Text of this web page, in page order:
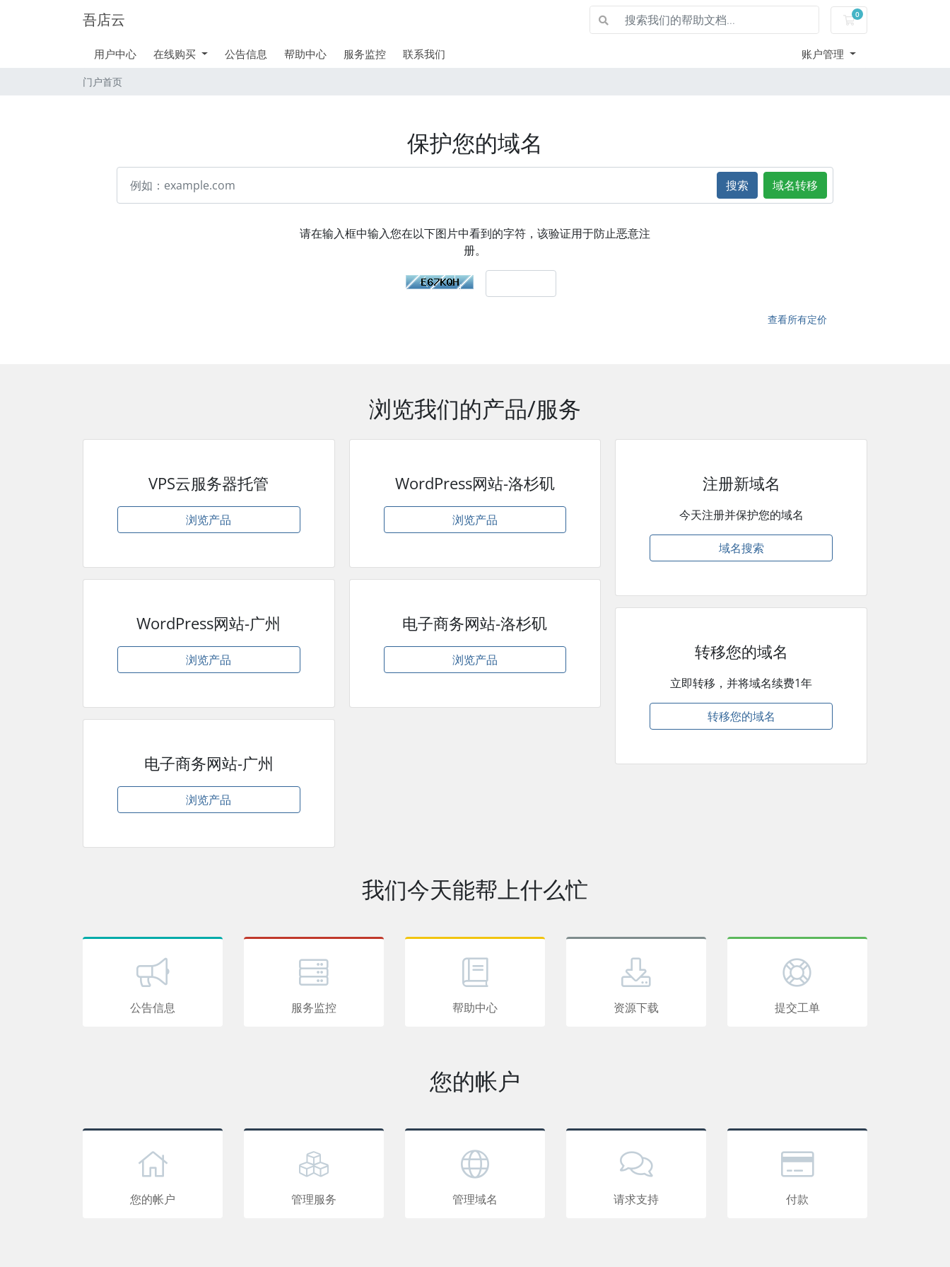
吾店云 0
购物车
用户中心 在线购买 公告信息 帮助中心 服务监控 联系我们 账户管理
门户首页
保护您的域名
搜索 域名转移
请在输入框中输入您在以下图片中看到的字符，该验证用于防止恶意注
册。
查看所有定价
浏览我们的产品/服务
VPS云服务器托管
浏览产品
WordPress网站-广州
浏览产品
电子商务网站-广州
浏览产品
WordPress网站-洛杉矶
浏览产品
电子商务网站-洛杉矶
浏览产品
注册新域名
今天注册并保护您的域名
域名搜索
转移您的域名
立即转移，并将域名续费1年
转移您的域名
我们今天能帮上什么忙
公告信息 服务监控 帮助中心 资源下载 提交工单
您的帐户
您的帐户 管理服务 管理域名 请求支持 付款